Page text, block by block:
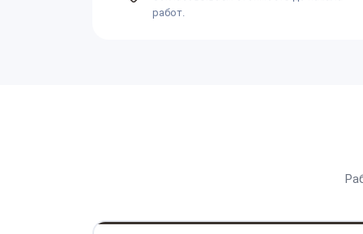
работ.